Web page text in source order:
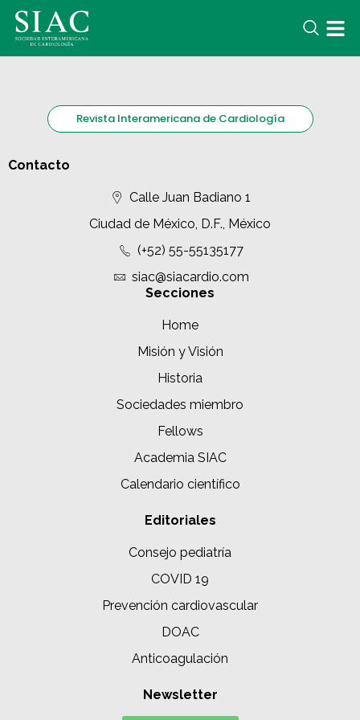
Revista Interamericana de Cardiología
Contacto
Calle Juan Badiano 1
Ciudad de México, D.F., México
(+52) 55-55135177
siac@siacardio.com
Secciones
Home
Misión y Visión
Historia
Sociedades miembro
Fellows
Academia SIAC
Calendario científico
Editoriales
Consejo pediatría
COVID 19
Prevención cardiovascular
DOAC
Anticoagulación
Newsletter